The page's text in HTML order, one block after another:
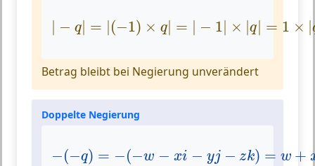
| − q| = |(−1) × q| = | − 1| × |q| = 1 × |
|− =| −1 )× q| |− | × |q|= | q| =
Betrag bleibt bei Negierung unverändert
Doppelte Negierung
−(−q) = −(−w − xi − yj − zk) = w +
−q =− −w i−y −zk) w+ i +